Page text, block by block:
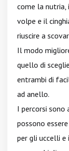
come la nutria,
volpe e il
riuscire a
Il modo
quello di
entrambi di
ad anello.
I percorsi sono
possono
per gli uccelli e